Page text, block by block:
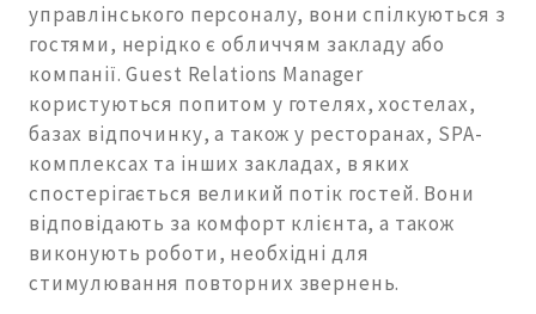
управлінського персоналу, вони спілкуються з
гостями, нерідко є обличчям закладу або
компанії. Guest Relations Manager
користуються попитом у готелях, хостелах,
базах відпочинку, а також у ресторанах, SPA-
комплексах та інших закладах, в яких
спостерігається великий потік гостей. Вони
відповідають за комфорт клієнта, а також
виконують роботи, необхідні для
стимулювання повторних звернень.